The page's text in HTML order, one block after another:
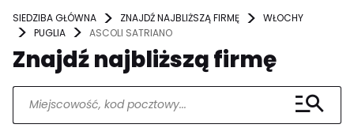
SIEDZIBA GŁÓWNA ZNAJDŹ NAJBLIŻSZĄ FIRMĘ
WŁOCHY
PUGLIA
ASCOLI SATRIANO
Znajdź najbliższą firmę